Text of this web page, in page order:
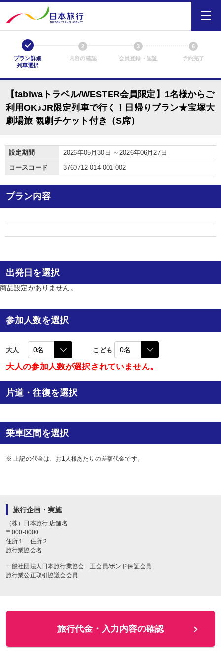
1
プラン詳細
列車選択
2
内容の確認
3
会員登録・認証
6
予約完了
【tabiwaトラベル/WESTER会員限定】1名様からご
利用OK♪JR限定列車で行く！日帰りプラン★宝塚大
劇場旅 観劇チケット付き（S席）
設定期間
2026年05月30日 ～2026年06月27日
コースコード
3760712-014-001-002
プラン内容
出発日を選択
商品設定がありません。
参加人数を選択
大人 こども
大人の参加人数が選択されていません。
片道・往復を選択
乗車区間を選択
※ 上記の代金は、お1人様あたりの差額代金です。
旅行企画・実施
（株）日本旅行 店舗名
〒000-0000
住所１
住所２
旅行業協会名
一般社団法人日本旅行業協会 正会員/ボンド保証会員
旅行業公正取引協議会会員